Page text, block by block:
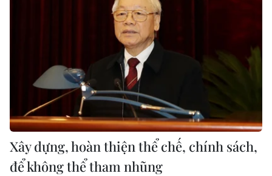
Xây dựng, hoàn thiện thể chế, chính sách,
để không thể tham nhũng